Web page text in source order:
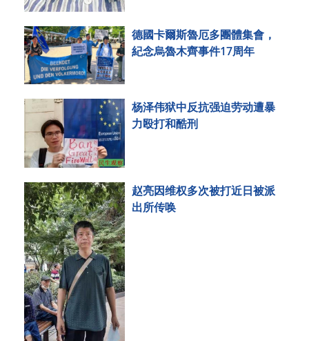
德國卡爾斯魯厄多團體集會，
紀念烏魯木齊事件17周年
杨泽伟狱中反抗强迫劳动遭暴
力殴打和酷刑
赵亮因维权多次被打近日被派
出所传唤